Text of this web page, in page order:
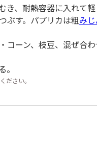
き、耐熱容器に入れて
ぶす。パプリカは粗み
コーン、枝豆、混ぜ合
ださい。